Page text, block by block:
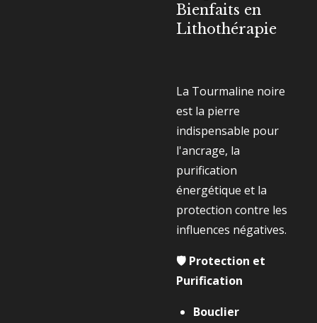
Bienfaits en
Lithothérapie
La Tourmaline noire
est la pierre
indispensable pour
l'ancrage, la
purification
énergétique et la
protection contre les
influences négatives.
🛡️ Protection et
Purification
Bouclier